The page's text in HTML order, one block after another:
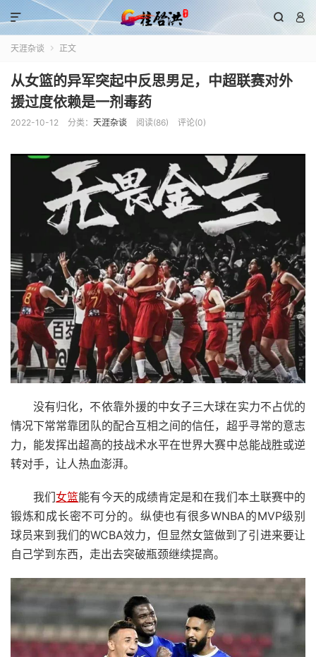
 

天涯杂谈  正文
从女篮的异军突起中反思男足，中超联赛对外
援过度依赖是一剂毒药
2022-10-12 分类： 天涯杂谈 阅读(86) 评论(0)
没有归化，不依靠外援的中女子三大球在实力不占优的
情况下常常靠团队的配合互相之间的信任，超乎寻常的意志
力，能发挥出超高的技战术水平在世界大赛中总能战胜或逆
转对手，让人热血澎湃。
我们女篮能有今天的成绩肯定是和在我们本土联赛中的
锻炼和成长密不可分的。纵使也有很多WNBA的MVP级别
球员来到我们的WCBA效力，但显然女篮做到了引进来要让
自己学到东西，走出去突破瓶颈继续提高。